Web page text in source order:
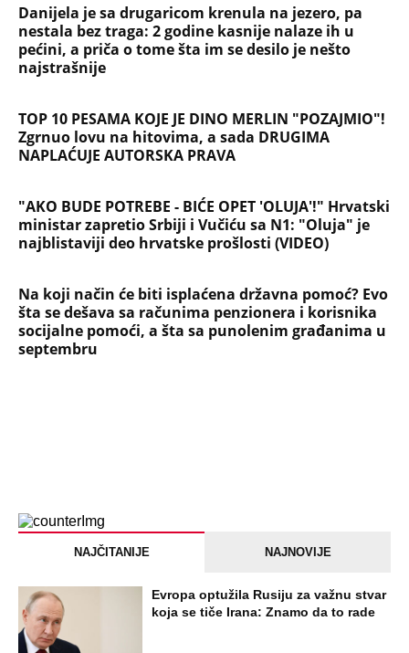
Danijela je sa drugaricom krenula na jezero, pa
nestala bez traga: 2 godine kasnije nalaze ih u
pećini, a priča o tome šta im se desilo je nešto
najstrašnije
TOP 10 PESAMA KOJE JE DINO MERLIN "POZAJMIO"!
Zgrnuo lovu na hitovima, a sada DRUGIMA
NAPLAĆUJE AUTORSKA PRAVA
"AKO BUDE POTREBE - BIĆE OPET 'OLUJA'!" Hrvatski
ministar zapretio Srbiji i Vučiću sa N1: "Oluja" je
najblistaviji deo hrvatske prošlosti (VIDEO)
Na koji način će biti isplaćena državna pomoć? Evo
šta se dešava sa računima penzionera i korisnika
socijalne pomoći, a šta sa punolenim građanima u
septembru
NAJČITANIJE NAJNOVIJE
Evropa optužila Rusiju za važnu stvar
koja se tiče Irana: Znamo da to rade